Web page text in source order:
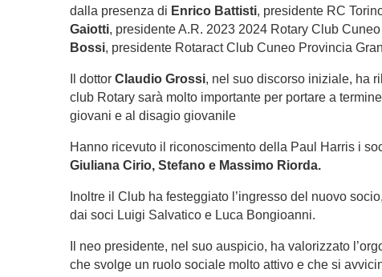
dalla presenza di Enrico Battisti, presidente RC
Gaiotti, presidente A.R. 2023 2024 Rotary Club
Bossi, presidente Rotaract Club Cuneo Provincia
Il dottorClaudio Grossi, nel suo discorso iniziale, ha
club Rotary sarà molto importante per portare a
giovani e al disagio giovanile
Hanno ricevuto il riconoscimento della Paul Harris i
Giuliana Cirio, Stefano e Massimo Riorda.
Inoltre il Club ha festeggiato l’ingresso del nuovo
dai soci Luigi Salvatico e Luca Bongioanni.
Il neo presidente, nel suo auspicio, ha valorizzato
che svolge un ruolo sociale molto attivo e che si